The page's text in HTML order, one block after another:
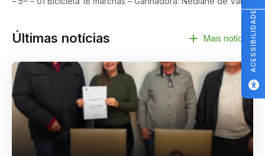
Últimas notícias Mais notíciasACESSIBILIDADE